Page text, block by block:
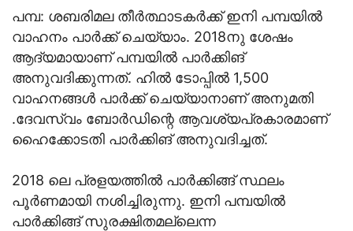
പമ്പ: ശബരിമല തീര്‍ത്ഥാടകര്‍ക്ക് ഇനി പമ്പയില്‍
വാഹനം പാര്‍ക്ക് ചെയ്യാം. 2018നു ശേഷം
ആദ്യമായാണ് പമ്പയില്‍ പാര്‍ക്കിങ്
അനുവദിക്കുന്നത്. ഹില്‍ ടോപ്പില്‍ 1,500
വാഹനങ്ങള്‍ പാര്‍ക്ക് ചെയ്യാനാണ് അനുമതി
.ദേവസ്വം ബോര്‍ഡിന്റെ ആവശ്യപ്രകാരമാണ്
ഹൈക്കോടതി പാര്‍ക്കിങ് അനുവദിച്ചത്.
2018 ലെ പ്രളയത്തില്‍ പാര്‍ക്കിങ്ങ് സ്ഥലം
പൂര്‍ണമായി നശിച്ചിരുന്നു. ഇനി പമ്പയില്‍
പാര്‍ക്കിങ്ങ് സുരക്ഷിതമല്ലെന്ന